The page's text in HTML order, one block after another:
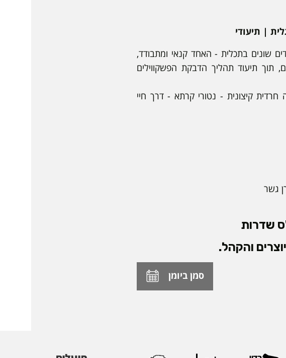
שונים בתכלית - האחד קנאי ומתבודד,
תיעוד תהליך הדבקת הפשקווילים
קיצונית - נטורי קרתא - דרך חיי
והקהל.
סמן ביומן